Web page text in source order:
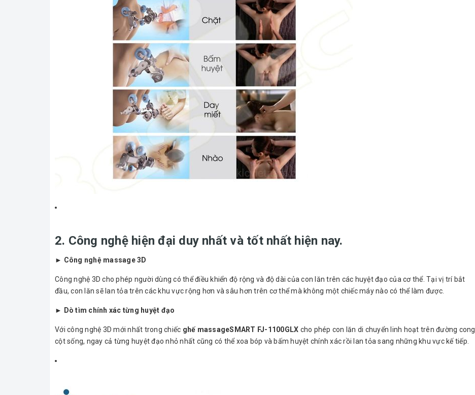
2. Công nghệ hiện đại duy nhất và tốt nhất hiện nay.
► Công nghệ massage 3D
Công nghệ 3D cho phép người dùng có thể điều khiển độ rộng và độ dài của con lăn trên các huyệt đạo của cơ thể. Tại vị trí bắt
đầu, con lăn sẽ lan tỏa trên các khu vực rộng hơn và sâu hơn trên cơ thể mà không một chiếc máy nào có thể làm được.
► Dò tìm chính xác từng huyệt đạo
Với công nghệ 3D mới nhất trong chiếc ghế massageSMART FJ-1100GLX cho phép con lăn di chuyển linh hoạt trên đường cong
cột sống, ngay cả từng huyệt đạo nhỏ nhất cũng có thể xoa bóp và bấm huyệt chính xác rồi lan tỏa sang những khu vực kế tiếp.